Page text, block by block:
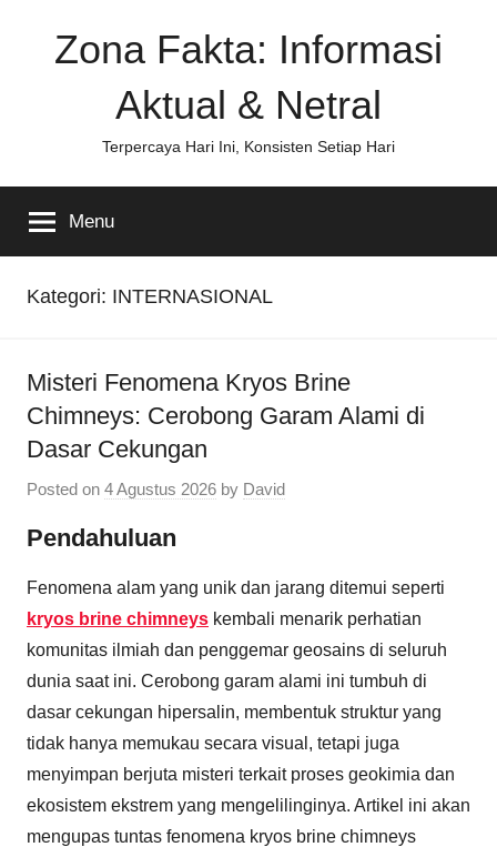
Zona Fakta: Informasi
Aktual & Netral
Terpercaya Hari Ini, Konsisten Setiap Hari
Menu
Kategori: INTERNASIONAL
Misteri Fenomena Kryos Brine
Chimneys: Cerobong Garam Alami di
Dasar Cekungan
Posted on 4 Agustus 2026 by David
Pendahuluan
Fenomena alam yang unik dan jarang ditemui seperti
kryos brine chimneys kembali menarik perhatian
komunitas ilmiah dan penggemar geosains di seluruh
dunia saat ini. Cerobong garam alami ini tumbuh di
dasar cekungan hipersalin, membentuk struktur yang
tidak hanya memukau secara visual, tetapi juga
menyimpan berjuta misteri terkait proses geokimia dan
ekosistem ekstrem yang mengelilinginya. Artikel ini akan
mengupas tuntas fenomena kryos brine chimneys